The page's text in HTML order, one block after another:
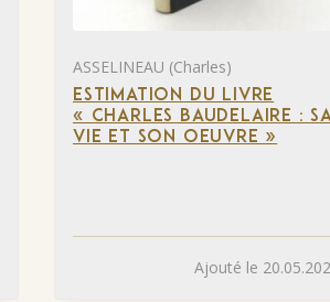
ASSELINEAU (Charles)
ESTIMATION DU LIVRE
« CHARLES BAUDELAIRE :
VIE ET SON OEUVRE »
Ajouté le